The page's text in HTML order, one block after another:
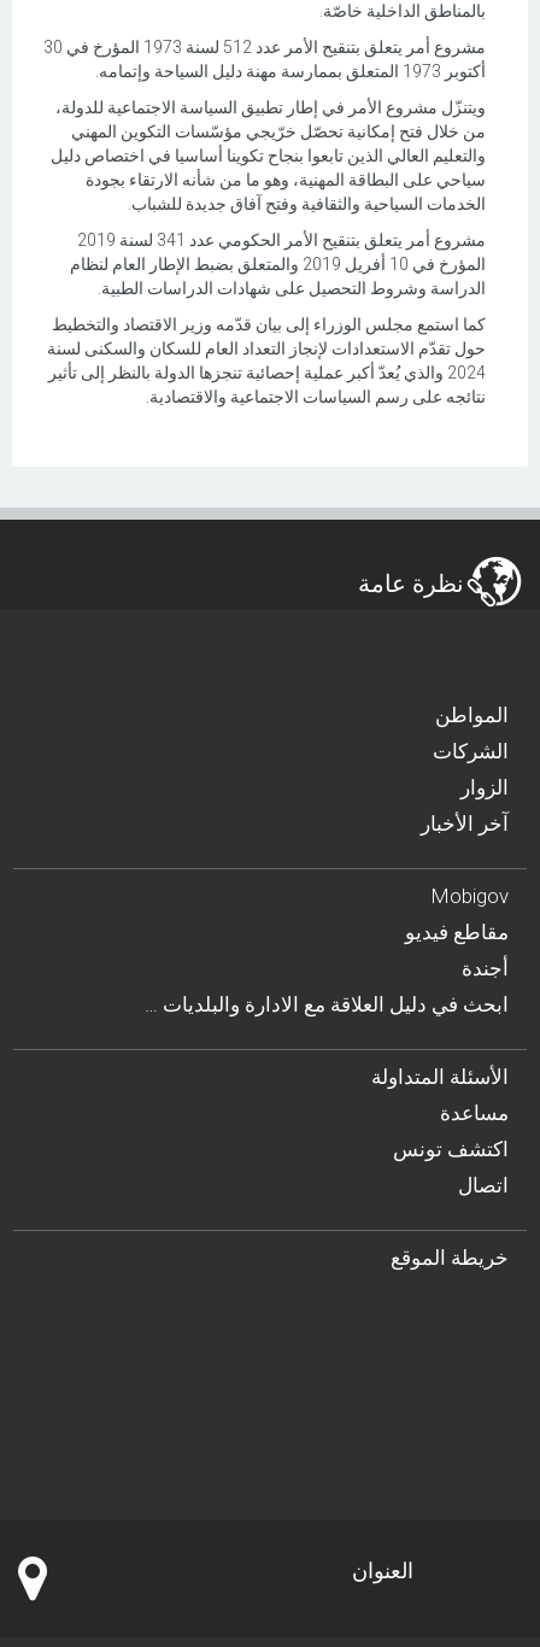
بالمناطق الداخلية خاصّة.
مشروع أمر يتعلق بتنقيح الأمر عدد 512 لسنة 1973 المؤرخ في 30
أكتوبر 1973 المتعلق بممارسة مهنة دليل السياحة وإتمامه.
ويتنزّل مشروع الأمر في إطار تطبيق السياسة الاجتماعية للدولة،
من خلال فتح إمكانية تحصّل خرّيجي مؤسّسات التكوين المهني
والتعليم العالي الذين تابعوا بنجاح تكوينا أساسيا في اختصاص دليل
سياحي على البطاقة المهنية، وهو ما من شأنه الارتقاء بجودة
الخدمات السياحية والثقافية وفتح آفاق جديدة للشباب.
مشروع أمر يتعلق بتنقيح الأمر الحكومي عدد 341 لسنة 2019
المؤرخ في 10 أفريل 2019 والمتعلق بضبط الإطار العام لنظام
الدراسة وشروط التحصيل على شهادات الدراسات الطبية.
كما استمع مجلس الوزراء إلى بيان قدّمه وزير الاقتصاد والتخطيط
حول تقدّم الاستعدادات لإنجاز التعداد العام للسكان والسكنى لسنة
2024 والذي يُعدّ أكبر عملية إحصائية تنجزها الدولة بالنظر إلى تأثير
نتائجه على رسم السياسات الاجتماعية والاقتصادية.
نظرة عامة
المواطن
الشركات
الزوار
آخر الأخبار
Mobigov
مقاطع فيديو
أجندة
… ابحث في دليل العلاقة مع الادارة والبلديات
الأسئلة المتداولة
مساعدة
اكتشف تونس
اتصال
خريطة الموقع
العنوان